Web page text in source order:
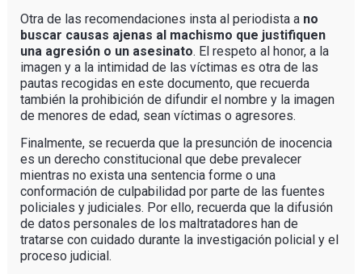
Otra de las recomendaciones insta al periodista a no
buscar causas ajenas al machismo que justifiquen
una agresión o un asesinato. El respeto al honor, a la
imagen y a la intimidad de las víctimas es otra de las
pautas recogidas en este documento, que recuerda
también la prohibición de difundir el nombre y la imagen
de menores de edad, sean víctimas o agresores.
Finalmente, se recuerda que la presunción de inocencia
es un derecho constitucional que debe prevalecer
mientras no exista una sentencia forme o una
conformación de culpabilidad por parte de las fuentes
policiales y judiciales. Por ello, recuerda que la difusión
de datos personales de los maltratadores han de
tratarse con cuidado durante la investigación policial y el
proceso judicial.